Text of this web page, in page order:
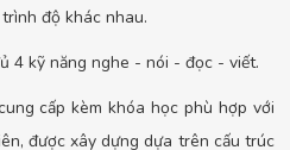
độ khác nhau.
4 kỹ năng nghe - nói - đọc - viết.
cấp kèm khóa học phù hợp với
được xây dựng dựa trên cấu trúc